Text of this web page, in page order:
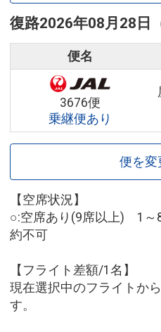
復路2026年08月28日
便名
3676便
乗継便あり
便を変
【空席状況】
○:空席あり(9席以上) 1
約不可
【フライト差額/1名】
現在選択中のフライトか
す。